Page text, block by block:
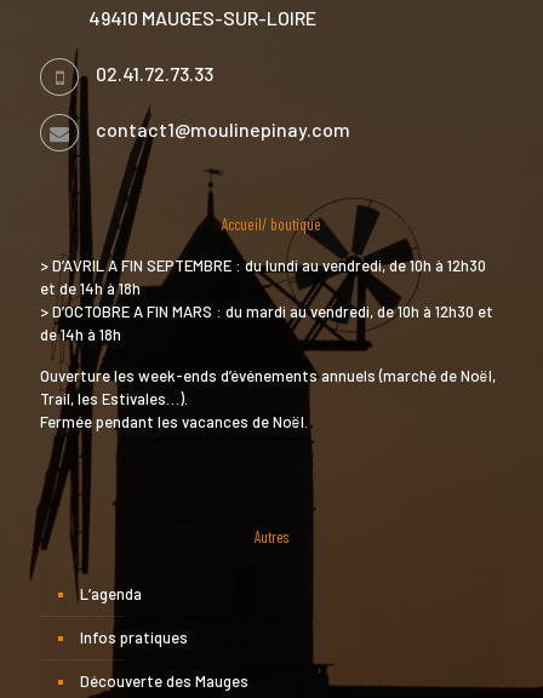
49410 MAUGES-SUR-LOIRE
02.41.72.73.33
contact1@moulinepinay.com
Accueil/ boutique
> D’AVRIL A FIN SEPTEMBRE : du lundi au vendredi, de 10h à 12h30
et de 14h à 18h
> D’OCTOBRE A FIN MARS : du mardi au vendredi, de 10h à 12h30 et
de 14h à 18h
Ouverture les week-ends d’événements annuels (marché de Noël,
Trail, les Estivales…).
Fermée pendant les vacances de Noël.
Autres
L’agenda
Infos pratiques
Découverte des Mauges